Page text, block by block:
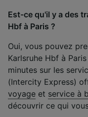
Est-ce qu'il y a des
Hbf à Paris ?
Oui, vous pouvez
Karlsruhe Hbf à
minutes sur les
(Intercity Express)
voyage et service à
découvrir ce qui